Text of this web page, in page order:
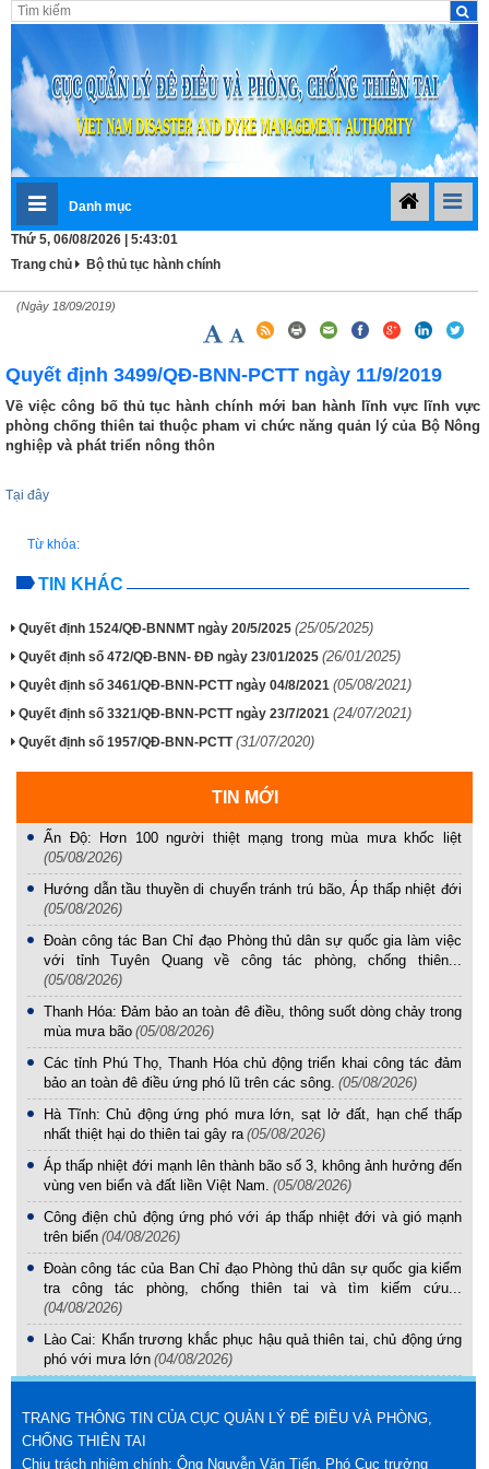
Danh mục
Thứ 5, 06/08/2026 | 5:43:01
Trang chủ
Bộ thủ tục hành chính
(Ngày 18/09/2019)
Quyết định 3499/QĐ-BNN-PCTT ngày 11/9/2019
Về việc công bố thủ tục hành chính mới ban hành lĩnh vực lĩnh vực
phòng chống thiên tai thuộc pham vi chức năng quản lý của Bộ Nông
nghiệp và phát triển nông thôn
Tại đây
Từ khóa:
TIN KHÁC
Quyết định 1524/QĐ-BNNMT ngày 20/5/2025 (25/05/2025)
Quyết định số 472/QĐ-BNN- ĐĐ ngày 23/01/2025 (26/01/2025)
Quyêt định số 3461/QĐ-BNN-PCTT ngày 04/8/2021 (05/08/2021)
Quyết định số 3321/QĐ-BNN-PCTT ngày 23/7/2021 (24/07/2021)
Quyết định số 1957/QĐ-BNN-PCTT(31/07/2020)
TIN MỚI
Ấn Độ: Hơn 100 người thiệt mạng trong mùa mưa khốc liệt
(05/08/2026)
Hướng dẫn tầu thuyền di chuyển tránh trú bão, Áp thấp nhiệt đới
(05/08/2026)
Đoàn công tác Ban Chỉ đạo Phòng thủ dân sự quốc gia làm việc
với tỉnh Tuyên Quang về công tác phòng, chống thiên...
(05/08/2026)
Thanh Hóa: Đảm bảo an toàn đê điều, thông suốt dòng chảy trong
mùa mưa bão (05/08/2026)
Các tỉnh Phú Thọ, Thanh Hóa chủ động triển khai công tác đảm
bảo an toàn đê điều ứng phó lũ trên các sông. (05/08/2026)
Hà Tĩnh: Chủ động ứng phó mưa lớn, sạt lở đất, hạn chế thấp
nhất thiệt hại do thiên tai gây ra (05/08/2026)
Áp thấp nhiệt đới mạnh lên thành bão số 3, không ảnh hưởng đến
vùng ven biển và đất liền Việt Nam. (05/08/2026)
Công điện chủ động ứng phó với áp thấp nhiệt đới và gió mạnh
trên biển (04/08/2026)
Đoàn công tác của Ban Chỉ đạo Phòng thủ dân sự quốc gia kiểm
tra công tác phòng, chống thiên tai và tìm kiếm cứu...
(04/08/2026)
Lào Cai: Khẩn trương khắc phục hậu quả thiên tai, chủ động ứng
phó với mưa lớn (04/08/2026)
TRANG THÔNG TIN CỦA CỤC QUẢN LÝ ĐÊ ĐIỀU VÀ PHÒNG,
CHỐNG THIÊN TAI
Chịu trách nhiệm chính: Ông Nguyễn Văn Tiến, Phó Cục trưởng